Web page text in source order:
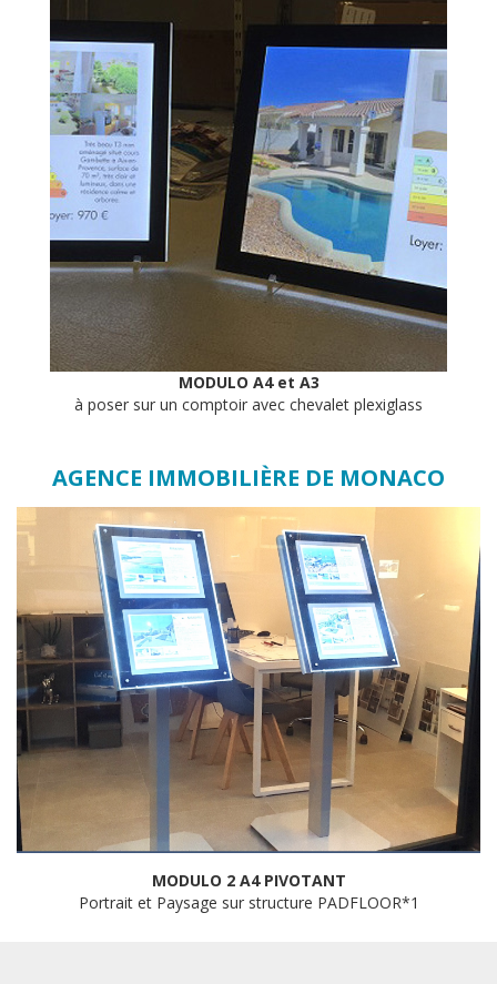
MODULO A4 et A3
à poser sur un comptoir avec chevalet plexiglass
AGENCE IMMOBILIÈRE DE MONACO
MODULO 2 A4 PIVOTANT
Portrait et Paysage sur structure PADFLOOR*1